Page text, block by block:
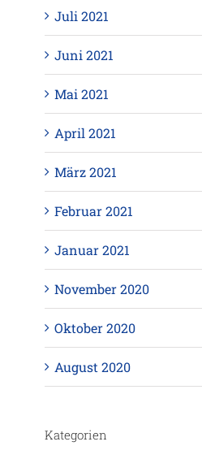
Juli 2021
Juni 2021
Mai 2021
April 2021
März 2021
Februar 2021
Januar 2021
November 2020
Oktober 2020
August 2020
Kategorien